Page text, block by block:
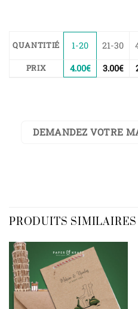
QUANTITIÉ 1-20 21-30
PRIX 4.00€ 3.00€
DEMANDEZ VOTRE
PRODUITS SIMILAIRES